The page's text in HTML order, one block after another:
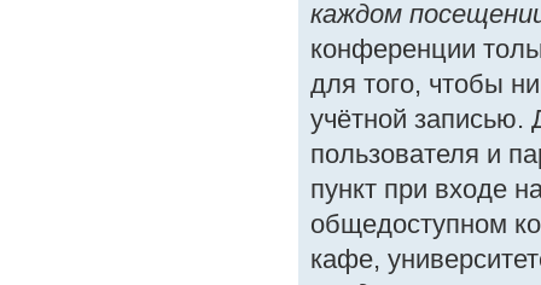
каждом
конференции
для того, чтобы
учётной записью.
пользователя и
пункт при входе
общедоступном
кафе,